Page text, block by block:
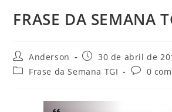
FRASE DA SEMANA
Anderson
30 de abril de
Frase da Semana TGI
0